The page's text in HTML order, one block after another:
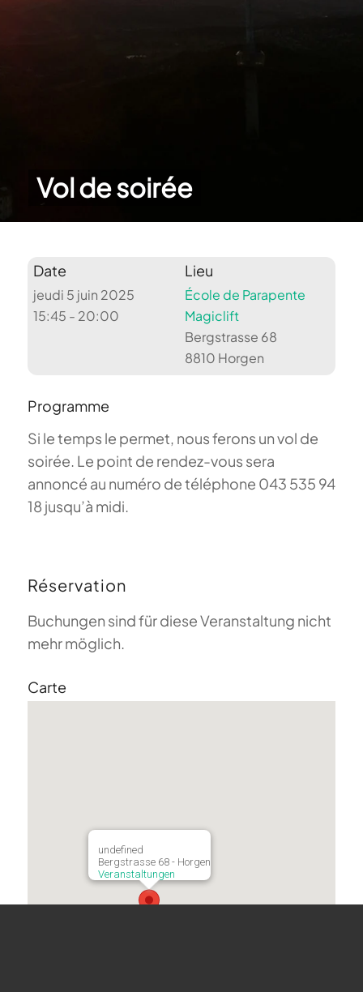
Vol de soirée
Date
jeudi 5 juin 2025
15:45 - 20:00
Lieu
École de Parapente
Magiclift
Bergstrasse 68
8810 Horgen
Programme
Si le temps le permet, nous ferons un vol de
soirée. Le point de rendez-vous sera
annoncé au numéro de téléphone 043 535 94
18 jusqu’à midi.
Réservation
Buchungen sind für diese Veranstaltung nicht
mehr möglich.
Carte
undefined
Bergstrasse 68 - Horgen
Veranstaltungen